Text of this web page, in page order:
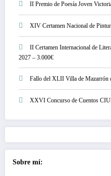
II Premio de Poesía Joven
XIV Certamen Nacional de
II Certamen Internacional de
2027 – 3.000€
Fallo del XLII Villa de Mazarrón
XXVI Concurso de Cuentos
Sobre mí: